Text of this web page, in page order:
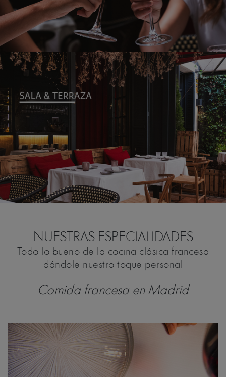
BODEGA
NUESTRAS ESPECIALIDADES
Todo lo bueno de la cocina clásica francesa
dándole nuestro toque personal
Comida francesa en Madrid